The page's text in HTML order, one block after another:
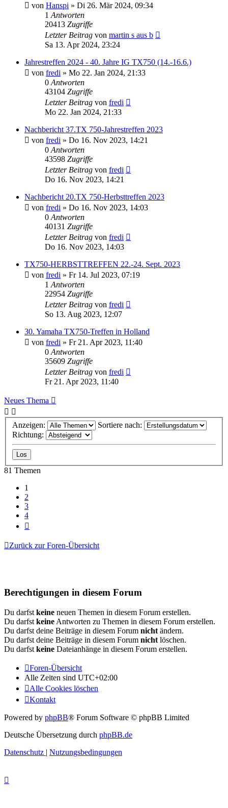
von Hanspi » Di 26. Mär 2024, 09:34
1 Antworten
20413 Zugriffe
Letzter Beitrag von martin s aus b
Sa 13. Apr 2024, 23:24
Jahrestreffen 2024 - 40. Jahre IG TX750 (14.-16.6.)
von fredi » Mo 22. Jan 2024, 21:33
0 Antworten
43104 Zugriffe
Letzter Beitrag von fredi
Mo 22. Jan 2024, 21:33
Nachbericht 37.TX 750-Jahrestreffen 2023
von fredi » Do 16. Nov 2023, 14:21
0 Antworten
43598 Zugriffe
Letzter Beitrag von fredi
Do 16. Nov 2023, 14:21
Nachbericht 20.TX 750-Herbsttreffen 2023
von fredi » Do 16. Nov 2023, 14:03
0 Antworten
40131 Zugriffe
Letzter Beitrag von fredi
Do 16. Nov 2023, 14:03
TX750-HERBSTTREFFEN 22.-24. Sept. 2023
von fredi » Fr 14. Jul 2023, 07:19
1 Antworten
22954 Zugriffe
Letzter Beitrag von fredi
So 13. Aug 2023, 12:07
30. Yamaha TX750-Treffen in Holland
von fredi » Fr 21. Apr 2023, 11:40
0 Antworten
35609 Zugriffe
Letzter Beitrag von fredi
Fr 21. Apr 2023, 11:40
Neues Thema
Anzeigen:
Sortiere nach:
Richtung:
81 Themen
1
2
3
4
Zurück zur Foren-Übersicht
Berechtigungen in diesem Forum
Du darfst keine neuen Themen in diesem Forum erstellen.
Du darfst keine Antworten zu Themen in diesem Forum erstellen.
Du darfst deine Beiträge in diesem Forum nicht ändern.
Du darfst deine Beiträge in diesem Forum nicht löschen.
Du darfst keine Dateianhänge in diesem Forum erstellen.
Foren-Übersicht
Alle Zeiten sind UTC+02:00
Alle Cookies löschen
Kontakt
Powered by phpBB® Forum Software © phpBB Limited
Deutsche Übersetzung durch phpBB.de
Datenschutz | Nutzungsbedingungen